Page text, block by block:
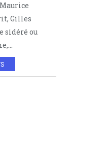
Gilles
sidéré ou